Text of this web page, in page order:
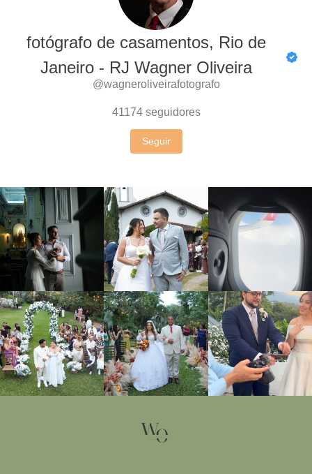
fotógrafo de casamentos, Rio de
Janeiro - RJ Wagner Oliveira
@wagneroliveirafotografo
41174 seguidores
Seguir